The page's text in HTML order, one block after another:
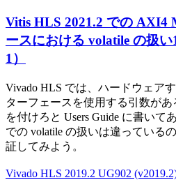
Vitis HLS 2021.2 での AXI4
ースにおける volatile の扱
1）
Vivado HLS では、ハードウェア
ターフェースを使用する引数が
を付けろと Users Guide に書いて
での volatile の扱いは違っている
証してみよう。
Vivado HLS 2019.2 UG902